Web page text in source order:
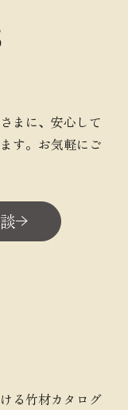
まに、安心して
す。お気軽にご
る竹材カタログ